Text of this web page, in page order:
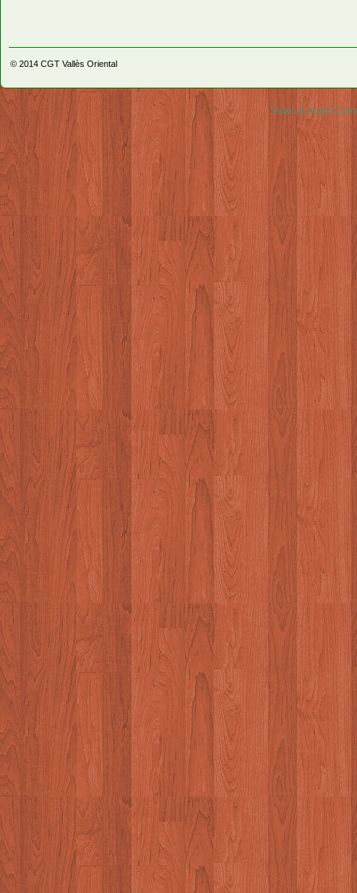
© 2014 CGT Vallès Oriental
Video & Audio